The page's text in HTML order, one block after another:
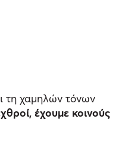
τη χαμηλών τόνων
έχουμε κοινούς